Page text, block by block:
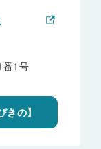
番1号
の】